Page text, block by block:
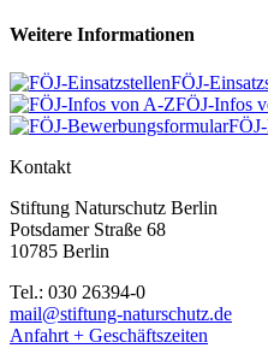
Weitere Informationen
FÖJ-
FÖJ-Infos
Kontakt
Stiftung Naturschutz Berlin
Potsdamer Straße 68
10785 Berlin
Tel.: 030 26394-0
mail@stiftung-naturschutz.de
Anfahrt + Geschäftszeiten